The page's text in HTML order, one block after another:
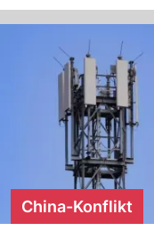
China-Konflikt